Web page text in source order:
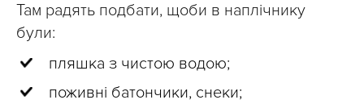
Там радять подбати, щоби в наплічнику
були:
пляшка з чистою водою;
поживні батончики, снеки;